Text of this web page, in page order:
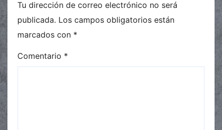
Tu dirección de correo electrónico no será
publicada. Los campos obligatorios están
marcados con *
Comentario *